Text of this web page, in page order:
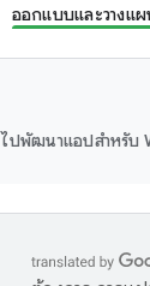
ออกแบบและวางแ
ไปพัฒนาแอปสำหรับ